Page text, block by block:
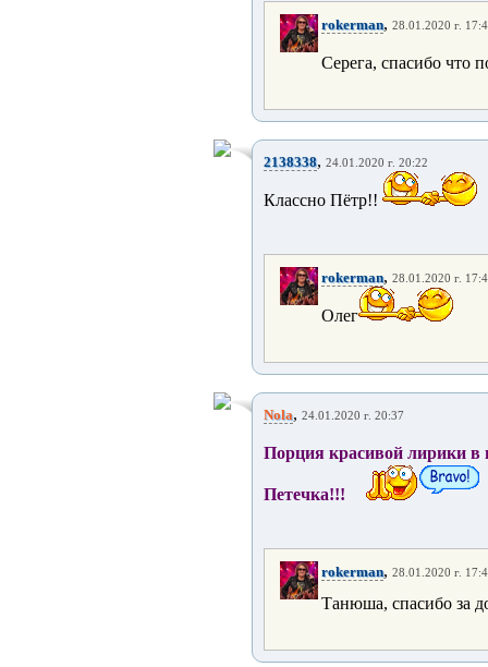
rokerman, 28.01.2020 г.
Серега, спасибо что
2138338, 24.01.2020 г. 20:22
Классно Пётр!!
rokerman, 28.01.2020 г.
Олег
Nola, 24.01.2020 г. 20:37
Порция красивой лирики в
Петечка!!!
rokerman, 28.01.2020 г.
Танюша, спасибо за